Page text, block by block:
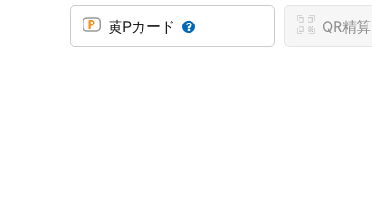
黄Pカード QR精算